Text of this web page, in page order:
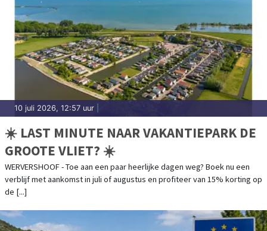
10 juli 2026, 12:57 uur
☀️ LAST MINUTE NAAR VAKANTIEPARK DE
GROOTE VLIET? ☀️
WERVERSHOOF - Toe aan een paar heerlijke dagen weg? Boek nu een
verblijf met aankomst in juli of augustus en profiteer van 15% korting op
de [...]